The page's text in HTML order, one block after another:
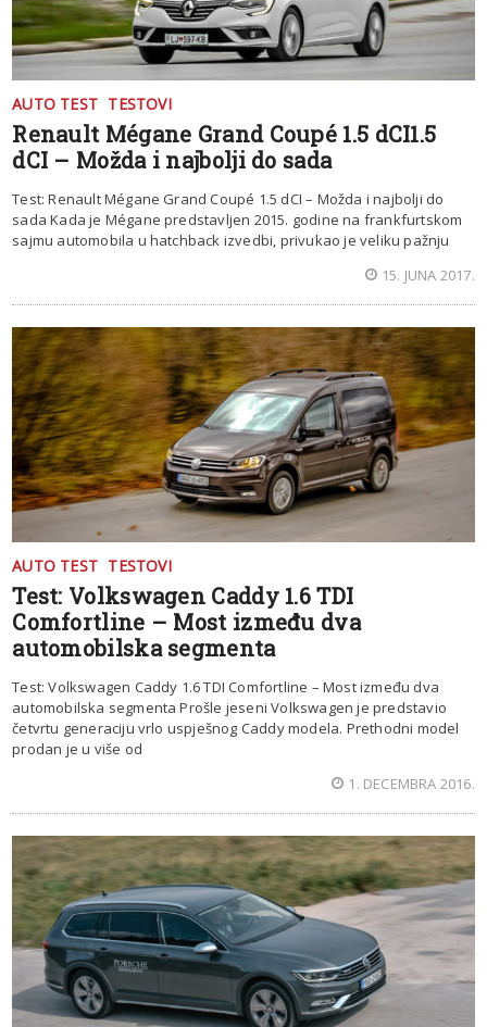
AUTO TEST TESTOVI
Renault Mégane Grand Coupé 1.5 dCI1.5
dCI – Možda i najbolji do sada
Test: Renault Mégane Grand Coupé 1.5 dCI – Možda i najbolji do
sada Kada je Mégane predstavljen 2015. godine na frankfurtskom
sajmu automobila u hatchback izvedbi, privukao je veliku pažnju
15. JUNA 2017.
AUTO TEST TESTOVI
Test: Volkswagen Caddy 1.6 TDI
Comfortline – Most između dva
automobilska segmenta
Test: Volkswagen Caddy 1.6 TDI Comfortline – Most između dva
automobilska segmenta Prošle jeseni Volkswagen je predstavio
četvrtu generaciju vrlo uspješnog Caddy modela. Prethodni model
prodan je u više od
1. DECEMBRA 2016.